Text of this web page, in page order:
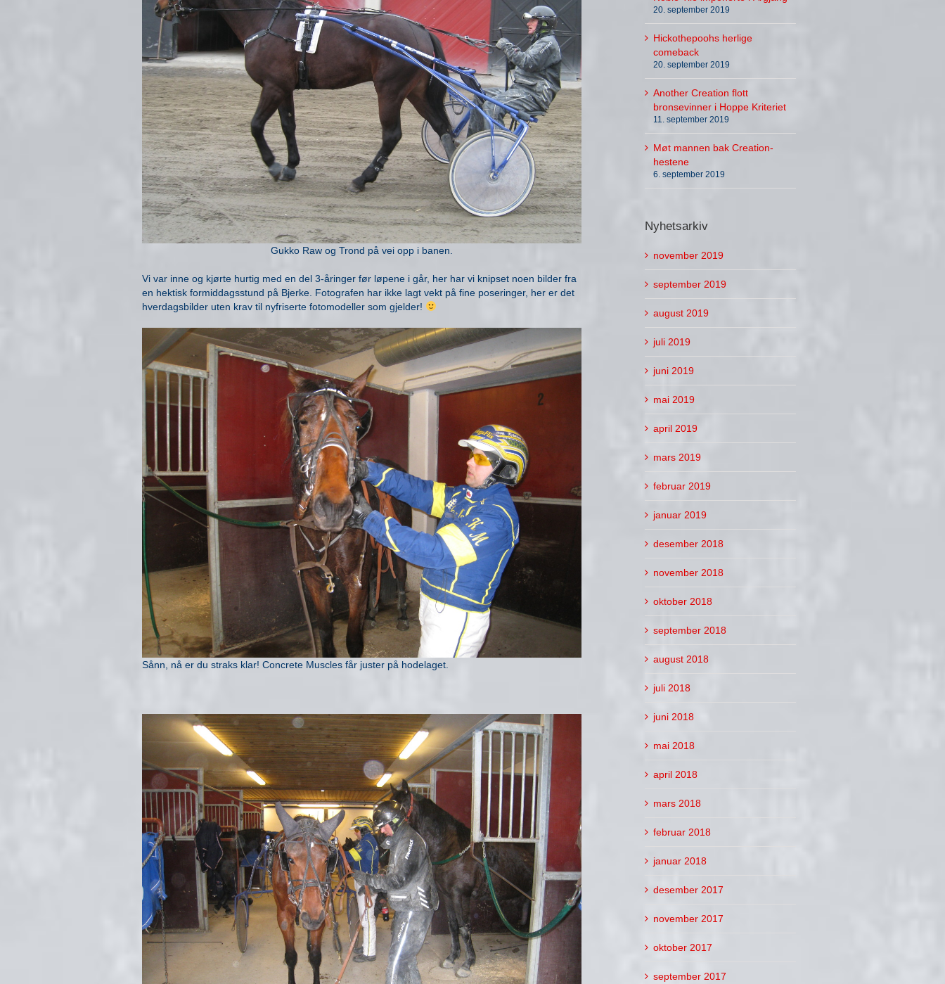
Gukko Raw og Trond på vei opp i banen.
Vi var inne og kjørte hurtig med en del 3-åringer før løpene i går, her har vi knipset noen bilder fra
en hektisk formiddagsstund på Bjerke. Fotografen har ikke lagt vekt på fine poseringer, her er det
hverdagsbilder uten krav til nyfriserte fotomodeller som gjelder!
Sånn, nå er du straks klar! Concrete Muscles får juster på hodelaget.
20. september 2019
Hickothepoohs herlige
comeback
20. september 2019
Another Creation flott
bronsevinner i Hoppe Kriteriet
11. september 2019
Møt mannen bak Creation-
hestene
6. september 2019
Nyhetsarkiv
november 2019
september 2019
august 2019
juli 2019
juni 2019
mai 2019
april 2019
mars 2019
februar 2019
januar 2019
desember 2018
november 2018
oktober 2018
september 2018
august 2018
juli 2018
juni 2018
mai 2018
april 2018
mars 2018
februar 2018
januar 2018
desember 2017
november 2017
oktober 2017
september 2017